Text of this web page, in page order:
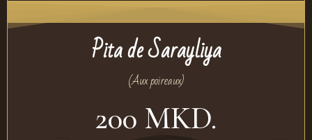
Pita de Sarayliya
(Aux poireaux)
200 MKD.